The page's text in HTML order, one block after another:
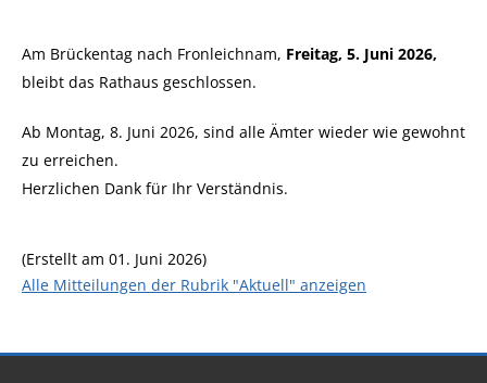
Am Brückentag nach Fronleichnam, Freitag, 5. Juni 2026,
bleibt das Rathaus geschlossen.
Ab Montag, 8. Juni 2026, sind alle Ämter wieder wie gewohnt
zu erreichen.
Herzlichen Dank für Ihr Verständnis.
(Erstellt am 01. Juni 2026)
Alle Mitteilungen der Rubrik "Aktuell" anzeigen